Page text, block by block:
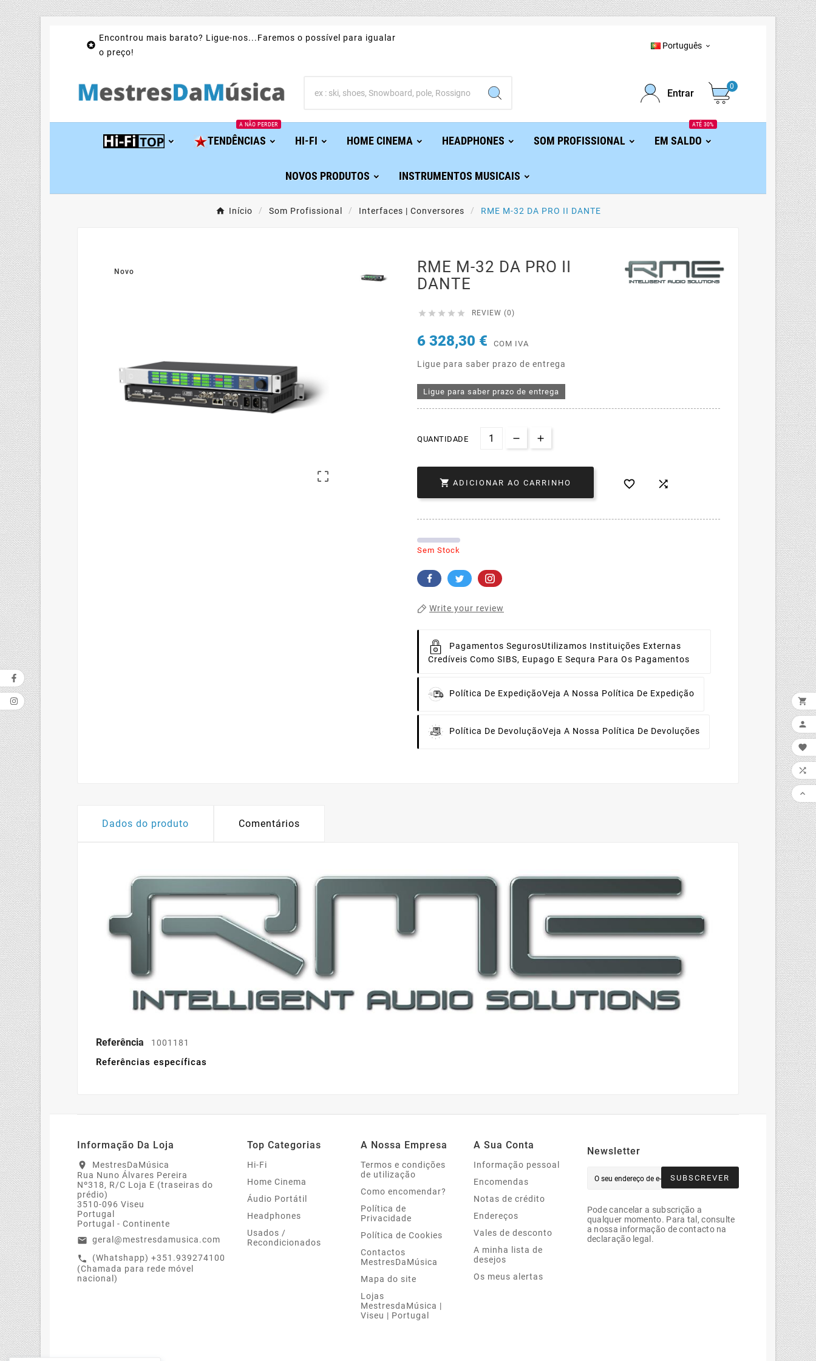

Encontrou mais barato? Ligue-nos...Faremos o possível para igualar
o preço!
Português 
Entrar
0
TENDÊNCIAS
A NÃO PERDER
HI-FI HOME CINEMA HEADPHONES SOM PROFISSIONAL EM SALDO
ATÉ 30%
NOVOS PRODUTOS INSTRUMENTOS MUSICAIS
Início Som Profissional Interfaces | Conversores RME M-32 DA PRO II DANTE
Novo

RME M-32 DA PRO II
DANTE
     REVIEW (0)
6 328,30 € COM IVA
Ligue para saber prazo de entrega
Ligue para saber prazo de entrega
QUANTIDADE
 ADICIONAR AO CARRINHO  
Sem Stock
Write your review
Pagamentos SegurosUtilizamos Instituições Externas
Credíveis Como SIBS, Eupago E Sequra Para Os Pagamentos
Política De ExpediçãoVeja A Nossa Política De Expedição
Política De DevoluçãoVeja A Nossa Política De Devoluções
Dados do produto Comentários
Referência 1001181
Referências específicas
Informação Da Loja
location_on
MestresDaMúsica
Rua Nuno Álvares Pereira
Nº318, R/C Loja E (traseiras do
prédio)
3510-096 Viseu
Portugal
Portugal - Continente
email geral@mestresdamusica.com
call
(Whatshapp) +351.939274100
(Chamada para rede móvel
nacional)
Top Categorias
Hi-Fi
Home Cinema
Áudio Portátil
Headphones
Usados /
Recondicionados
A Nossa Empresa
Termos e condições
de utilização
Como encomendar?
Política de
Privacidade
Política de Cookies
Contactos
MestresDaMúsica
Mapa do site
Lojas
MestresdaMúsica |
Viseu | Portugal
A Sua Conta
Informação pessoal
Encomendas
Notas de crédito
Endereços
Vales de desconto
A minha lista de
desejos
Os meus alertas
Newsletter
SUBSCREVER
Pode cancelar a subscrição a
qualquer momento. Para tal, consulte
a nossa informação de contacto na
declaração legal.




